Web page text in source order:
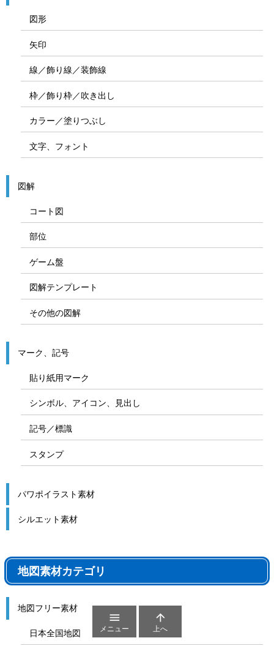
図形
矢印
線／飾り線／装飾線
枠／飾り枠／吹き出し
カラー／塗りつぶし
文字、フォント
図解
コート図
部位
ゲーム盤
図解テンプレート
その他の図解
マーク、記号
貼り紙用マーク
シンボル、アイコン、見出し
記号／標識
スタンプ
パワポイラスト素材
シルエット素材
地図素材カテゴリ
地図フリー素材
日本全国地図

メニュー

上へ